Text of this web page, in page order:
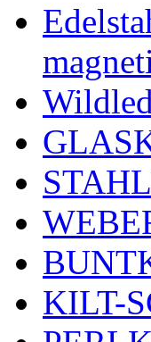
KILT-